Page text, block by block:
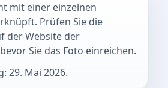
mit einer einzelnen
Prüfen Sie die
der Website der
Sie das Foto einreichen.
29. Mai 2026.